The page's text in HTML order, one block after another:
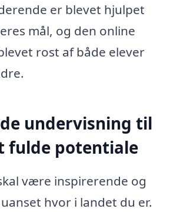
er blevet hjulpet
mål, og den online
rost af både elever
undervisning til
fulde potentiale
være inspirerende og
hvor i landet du er.